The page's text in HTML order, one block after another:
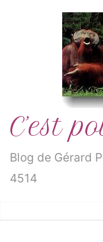
C’est
Blog de Gérard
4514